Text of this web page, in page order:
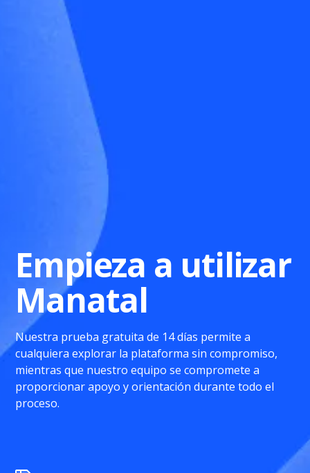
Empieza a utilizar
Manatal
Nuestra prueba gratuita de 14 días permite a
cualquiera explorar la plataforma sin compromiso,
mientras que nuestro equipo se compromete a
proporcionar apoyo y orientación durante todo el
proceso.